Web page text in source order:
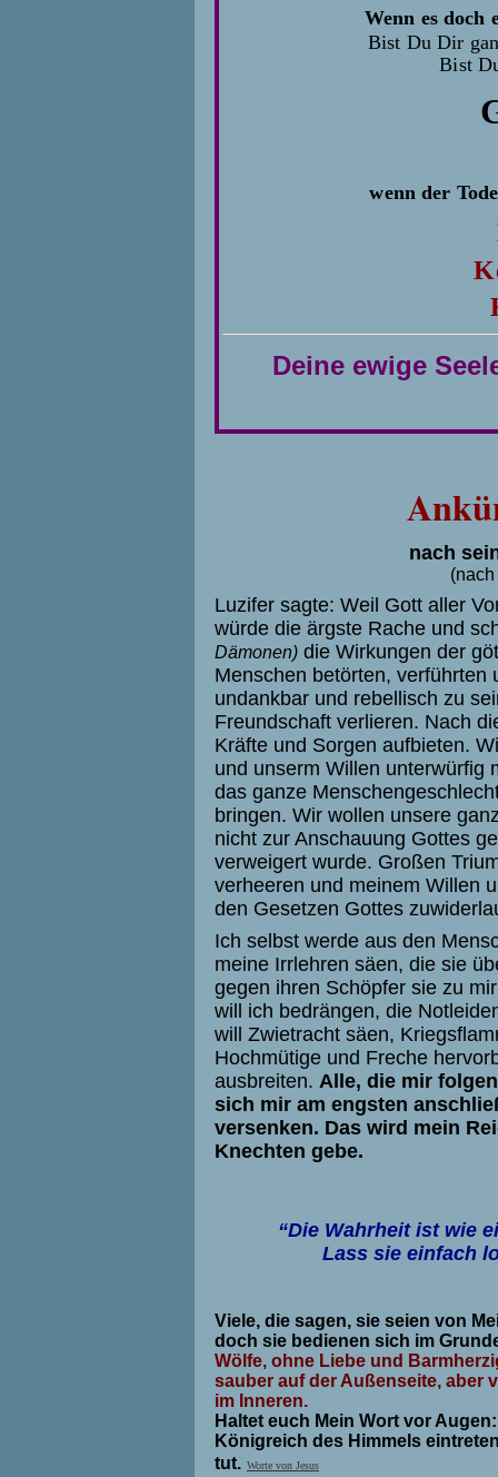
Wenn es doch
Bist Du Dir
Bist
wenn der
Deine ewige
nach
Luzifer sagte: Weil Gott aller
würde die ärgste Rache und
Dämonen) die Wirkungen der
Menschen betörten, verführten
undankbar und rebellisch zu
Freundschaft verlieren. Nach
Kräfte und Sorgen aufbieten.
und unserm Willen unterwürfig
das ganze
bringen. Wir wollen unsere
nicht zur Anschauung Gottes
verweigert wurde. Großen
verheeren und meinem Willen
den Gesetzen Gottes
Ich selbst werde aus den
meine Irrlehren säen, die sie
gegen ihren Schöpfer sie zu
will ich bedrängen, die
will Zwietracht säen,
Hochmütige und Freche
ausbreiten. Alle, die mir
sich mir am engsten
versenken. Das wird mein
Knechten gebe.
“Die Wahrheit ist wie
Lass sie einfach
Viele, die sagen, sie seien von
doch sie bedienen sich im
Wölfe, ohne Liebe und
sauber auf der Außenseite, aber
im Inneren.
Haltet euch Mein Wort vor
Königreich des Himmels
tut. Worte von Jesus